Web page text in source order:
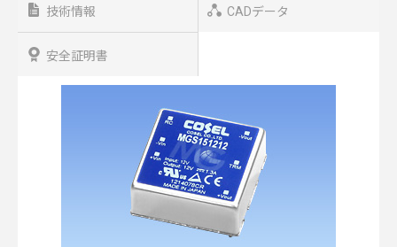
技術情報 CADデータ
安全証明書